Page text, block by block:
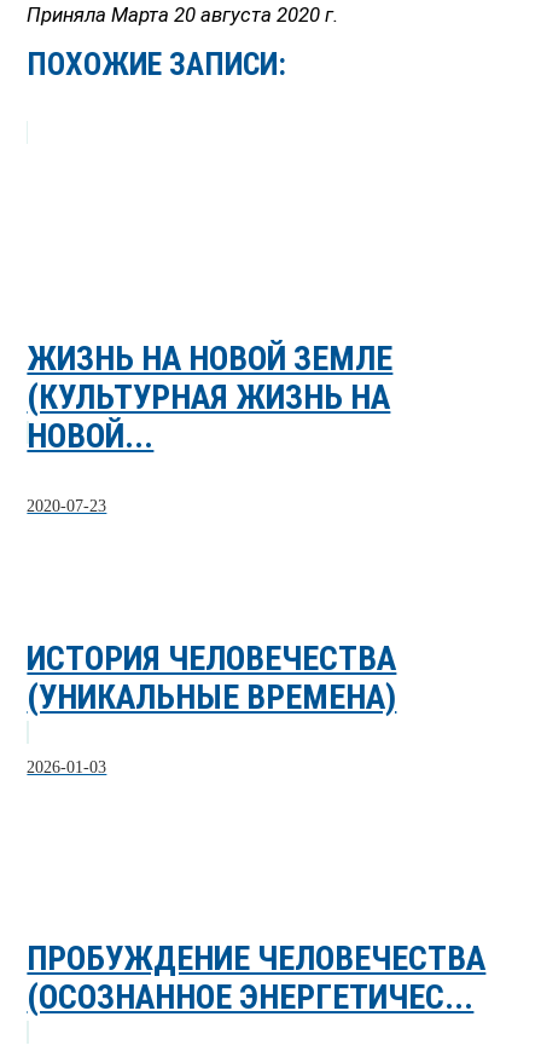
Приняла Марта 20 августа 2020 г.
ПОХОЖИЕ ЗАПИСИ:
ЖИЗНЬ НА НОВОЙ ЗЕМЛЕ
(КУЛЬТУРНАЯ ЖИЗНЬ НА
НОВОЙ...
2020-07-23
ИСТОРИЯ ЧЕЛОВЕЧЕСТВА
(УНИКАЛЬНЫЕ ВРЕМЕНА)
2026-01-03
ПРОБУЖДЕНИЕ ЧЕЛОВЕЧЕСТВА
(ОСОЗНАННОЕ ЭНЕРГЕТИЧЕС...